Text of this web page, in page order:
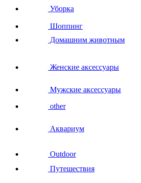
Уборка
Шоппинг
Домашним животным
Женские аксессуары
Мужские аксессуары
other
Аквариум
Outdoor
Путешествия